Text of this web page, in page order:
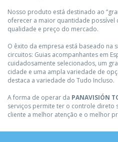
Nosso produto está destinado ao
oferecer a maior quantidade possível
qualidade e preço do mercado.
O êxito da empresa está baseado na
circuitos: Guias acompanhantes em
cuidadosamente selecionados, um
cidade e uma ampla variedade de
destaca a variedade do Tudo Incluso.
A forma de operar da PANAVISIÓN
serviços permite ter o controle direto
cliente a melhor atenção e o melhor